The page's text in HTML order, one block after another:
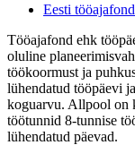
Eesti
Tööajafond ehk
oluline
töökoormust ja
lühendatud tööpäevi
koguarvu. Allpool on
töötunnid 8-tunnise
lühendatud päevad.